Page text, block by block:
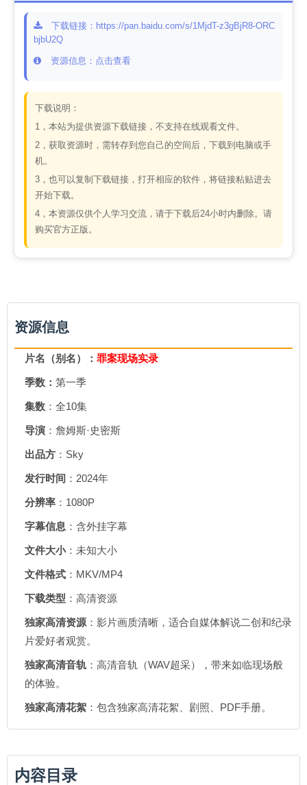
下载链接：https://pan.baidu.com/s/1MjdT-z3gBjR8-ORC
bjbU2Q
资源信息：点击查看
下载说明：
1，本站为提供资源下载链接，不支持在线观看文件。
2，获取资源时，需转存到您自己的空间后，下载到电脑或手
机。
3，也可以复制下载链接，打开相应的软件，将链接粘贴进去
开始下载。
4，本资源仅供个人学习交流，请于下载后24小时内删除。请
购买官方正版。
资源信息
片名（别名）： 罪案现场实录
季数： 第一季
集数 ：全10集
导演 ：詹姆斯·史密斯
出品方 ：Sky
发行时间 ：2024年
分辨率 ：1080P
字幕信息 ：含外挂字幕
文件大小：未知大小
文件格式 ：MKV/MP4
下载类型 ：高清资源
独家高清资源 ：影片画质清晰，适合自媒体解说二创和纪录
片爱好者观赏。
独家高清音轨 ：高清音轨（WAV超采），带来如临现场般
的体验。
独家高清花絮 ：包含独家高清花絮、剧照、PDF手册。
内容目录